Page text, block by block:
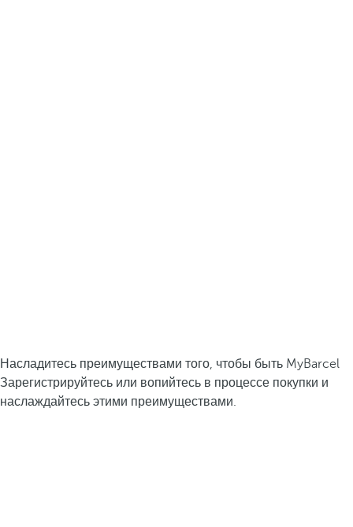
Насладитесь преимуществами того, чтобы быть MyBarcel
Зарегистрируйтесь или вопийтесь в процессе покупки и
наслаждайтесь этими преимуществами.